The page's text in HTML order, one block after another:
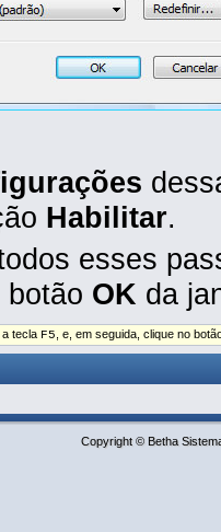
Habilitar.
esses
botão OK da
tecla F5 , e, em seguida, clique no
Copyright © Betha